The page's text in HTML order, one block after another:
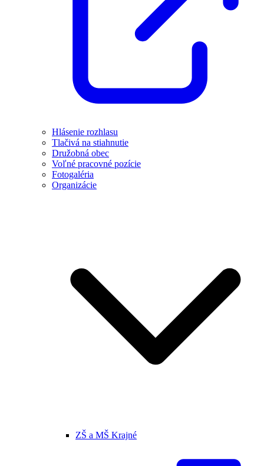
Hlásenie rozhlasu
Tlačivá na stiahnutie
Družobná obec
Voľné pracovné pozície
Fotogaléria
Organizácie
ZŠ a MŠ Krajné